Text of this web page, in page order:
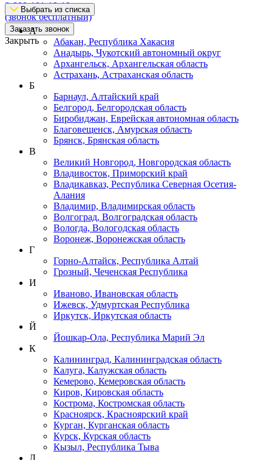
8-800-101-19-19
(звонок бесплатный)
Заказать звонок
Закрыть
Выбрать из списка
А
Абакан, Республика Хакасия
Анадырь, Чукотский автономный округ
Архангельск, Архангельская область
Астрахань, Астраханская область
Б
Барнаул, Алтайский край
Белгород, Белгородская область
Биробиджан, Еврейская автономная область
Благовещенск, Амурская область
Брянск, Брянская область
В
Великий Новгород, Новгородская область
Владивосток, Приморский край
Владикавказ, Республика Северная Осетия-
Алания
Владимир, Владимирская область
Волгоград, Волгоградская область
Вологда, Вологодская область
Воронеж, Воронежская область
Г
Горно-Алтайск, Республика Алтай
Грозный, Чеченская Республика
И
Иваново, Ивановская область
Ижевск, Удмуртская Республика
Иркутск, Иркутская область
Й
Йошкар-Ола, Республика Марий Эл
К
Калининград, Калининградская область
Калуга, Калужская область
Кемерово, Кемеровская область
Киров, Кировская область
Кострома, Костромская область
Красноярск, Красноярский край
Курган, Курганская область
Курск, Курская область
Кызыл, Республика Тыва